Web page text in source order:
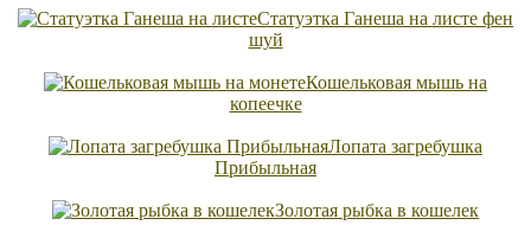
Статуэтка Ганеша на листе фен
шуй
Кошельковая мышь на
копеечке
Лопата загребушка
Прибыльная
Золотая рыбка в кошелек